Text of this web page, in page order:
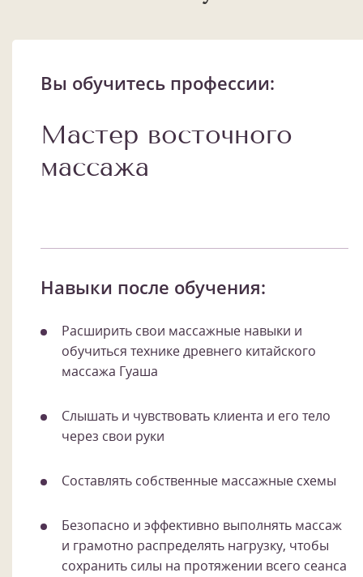
Вы обучитесь профессии:
Мастер восточного
массажа
Навыки после обучения:
Расширить свои массажные навыки и
обучиться технике древнего китайского
массажа Гуаша
Слышать и чувствовать клиента и его тело
через свои руки
Составлять собственные массажные схемы
Безопасно и эффективно выполнять массаж
и грамотно распределять нагрузку, чтобы
сохранить силы на протяжении всего сеанса